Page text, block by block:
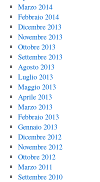
Marzo 2014
Febbraio 2014
Dicembre 2013
Novembre 2013
Ottobre 2013
Settembre 2013
Agosto 2013
Luglio 2013
Maggio 2013
Aprile 2013
Marzo 2013
Febbraio 2013
Gennaio 2013
Dicembre 2012
Novembre 2012
Ottobre 2012
Marzo 2011
Settembre 2010